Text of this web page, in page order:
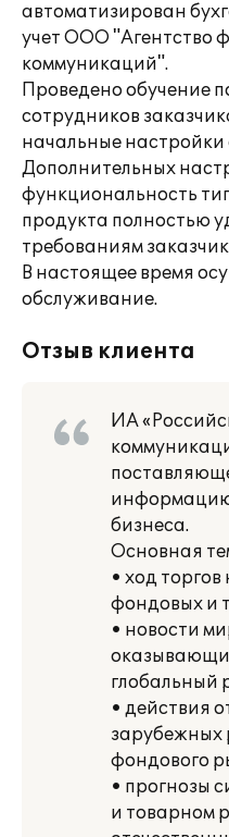
автоматизирован
учет ООО "Агентство
коммуникаций".
Проведено обучение
сотрудников
начальные настройки
Дополнительных
функциональность
продукта полностью
требованиям
В настоящее время
обслуживание.
Отзыв клиента
ИА
информацию
бизнеса.
Основная
• ход
фондовых и
• новости
глобальный
• действия
зарубежных
фондового
• прогнозы
и товарном